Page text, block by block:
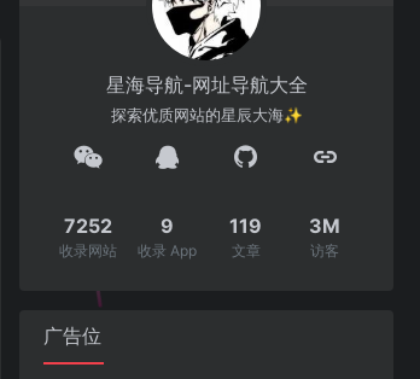
星海导航-网址导航大全
探索优质网站的星辰大海✨
7252
收录网站
9
收录 App
119
文章
3M
访客
广告位